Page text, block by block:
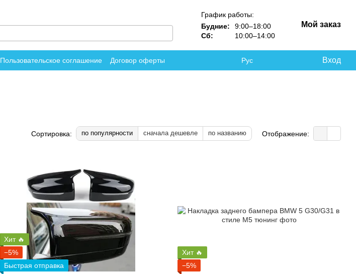
График работы:
Будние:
9:00–18:00
Сб:
10:00–14:00
Мой заказ
Пользовательское соглашение
Договор оферты
Рус Вход
Сортировка: по популярности сначала дешевле по названию Отображение:
Хит 🔥
−5%
Быстрая отправка
Хит 🔥
−5%